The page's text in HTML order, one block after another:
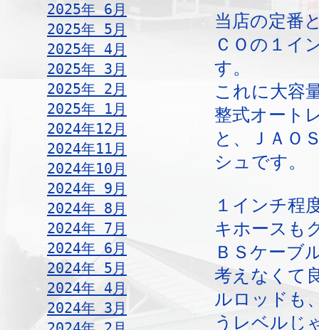
2025年 6月
2025年 5月
2025年 4月
2025年 3月
2025年 2月
2025年 1月
2024年12月
2024年11月
2024年10月
2024年 9月
2024年 8月
2024年 7月
2024年 6月
2024年 5月
2024年 4月
2024年 3月
当店の定番
ＣＯの１イ
す。
これに大容
整式オート
と、ＪＡＯ
シュです。
１インチ程
キホースも
ＢＳケーブ
考えなくて
ルロッドも
うレベルじ